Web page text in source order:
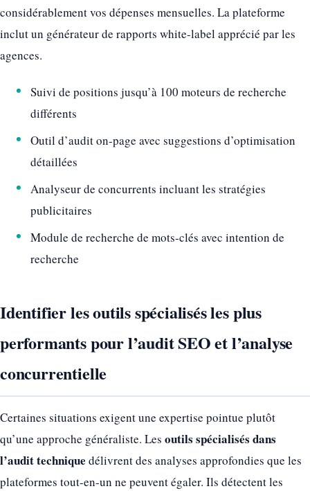
considérablement vos dépenses mensuelles. La plateforme
inclut un générateur de rapports white-label apprécié par les
agences.
Suivi de positions jusqu’à 100 moteurs de recherche
différents
Outil d’audit on-page avec suggestions d’optimisation
détaillées
Analyseur de concurrents incluant les stratégies
publicitaires
Module de recherche de mots-clés avec intention de
recherche
Identifier les outils spécialisés les plus
performants pour l’audit SEO et l’analyse
concurrentielle
Certaines situations exigent une expertise pointue plutôt
qu’une approche généraliste. Les outils spécialisés dans
l’audit technique délivrent des analyses approfondies que les
plateformes tout-en-un ne peuvent égaler. Ils détectent les